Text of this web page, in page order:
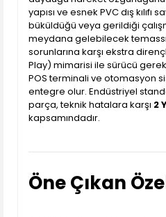
yapısı ve esnek PVC dış
büküldüğü veya gerildiği
meydana gelebilecek
sorunlarına karşı ekstra
Play) mimarisi ile sürücü
POS terminali ve otomasyon
entegre olur. Endüstriyel
parça, teknik hatalara karşı 2
kapsamındadır.
Öne Çıkan